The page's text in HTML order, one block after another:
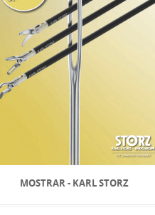
MOSTRAR - KARL STORZ